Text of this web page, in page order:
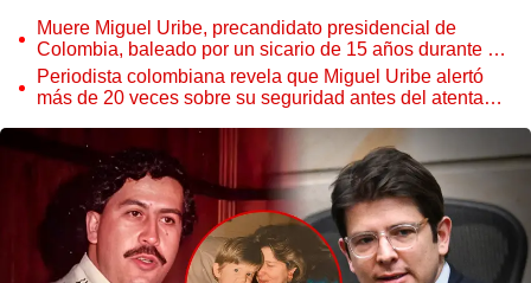
Muere Miguel Uribe, precandidato presidencial de
Colombia, baleado por un sicario de 15 años durante un
mitin
Periodista colombiana revela que Miguel Uribe alertó
más de 20 veces sobre su seguridad antes del atentado